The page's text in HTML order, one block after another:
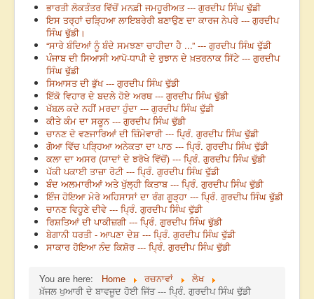
ਭਾਰਤੀ ਲੋਕਤੰਤਰ ਵਿੱਚੋਂ ਮਨਫ਼ੀ ਜਮਹੂਰੀਅਤ --- ਗੁਰਦੀਪ ਸਿੰਘ ਢੁੱਡੀ
ਇਸ ਤਰ੍ਹਾਂ ਚੜ੍ਹਿਆ ਲਾਇਬਰੇਰੀ ਬਣਾਉਣ ਦਾ ਕਾਰਜ ਨੇਪਰੇ --- ਗੁਰਦੀਪ
ਸਿੰਘ ਢੁੱਡੀ।
“ਸਾਰੇ ਬੰਦਿਆਂ ਨੂੰ ਬੰਦੇ ਸਮਝਣਾ ਚਾਹੀਦਾ ਹੈ ...” --- ਗੁਰਦੀਪ ਸਿੰਘ ਢੁੱਡੀ
ਪੰਜਾਬ ਦੀ ਸਿਆਸੀ ਆਪੋ-ਧਾਪੀ ਦੇ ਰੁਝਾਨ ਦੇ ਖ਼ਤਰਨਾਕ ਸਿੱਟੇ --- ਗੁਰਦੀਪ
ਸਿੰਘ ਢੁੱਡੀ
ਸਿਆਸਤ ਦੀ ਭੁੱਖ --- ਗੁਰਦੀਪ ਸਿੰਘ ਢੁੱਡੀ
ਇੱਕੋ ਵਿਹਾਰ ਦੇ ਬਦਲੇ ਹੋਏ ਅਰਥ --- ਗੁਰਦੀਪ ਸਿੰਘ ਢੁੱਡੀ
ਖੱਬਲ਼ ਕਦੇ ਨਹੀਂ ਮਰਦਾ ਹੁੰਦਾ --- ਗੁਰਦੀਪ ਸਿੰਘ ਢੁੱਡੀ
ਕੀਤੇ ਕੰਮ ਦਾ ਸਕੂਨ --- ਗੁਰਦੀਪ ਸਿੰਘ ਢੁੱਡੀ
ਚਾਨਣ ਦੇ ਵਣਜਾਰਿਆਂ ਦੀ ਜ਼ਿੰਮੇਵਾਰੀ --- ਪ੍ਰਿੰ. ਗੁਰਦੀਪ ਸਿੰਘ ਢੁੱਡੀ
ਗੋਆ ਵਿੱਚ ਪੜ੍ਹਿਆ ਅਨੇਕਤਾ ਦਾ ਪਾਠ --- ਪ੍ਰਿੰ. ਗੁਰਦੀਪ ਸਿੰਘ ਢੁੱਡੀ
ਕਲਾ ਦਾ ਅਸਰ (ਯਾਦਾਂ ਦੇ ਝਰੋਖੇ ਵਿੱਚੋਂ) --- ਪ੍ਰਿੰ. ਗੁਰਦੀਪ ਸਿੰਘ ਢੁੱਡੀ
ਪੱਕੀ ਪਕਾਈ ਤਾਜ਼ਾ ਰੋਟੀ --- ਪ੍ਰਿੰ. ਗੁਰਦੀਪ ਸਿੰਘ ਢੁੱਡੀ
ਬੰਦ ਅਲਮਾਰੀਆਂ ਅਤੇ ਖੁੱਲ੍ਹੀ ਕਿਤਾਬ --- ਪ੍ਰਿੰ. ਗੁਰਦੀਪ ਸਿੰਘ ਢੁੱਡੀ
ਇੰਜ ਹੋਇਆ ਮੇਰੇ ਅਹਿਸਾਸਾਂ ਦਾ ਰੰਗ ਗੂੜ੍ਹਾ --- ਪ੍ਰਿੰ. ਗੁਰਦੀਪ ਸਿੰਘ ਢੁੱਡੀ
ਚਾਨਣ ਵਿਹੂਣੇ ਦੀਵੇ --- ਪ੍ਰਿੰ. ਗੁਰਦੀਪ ਸਿੰਘ ਢੁੱਡੀ
ਰਿਸ਼ਤਿਆਂ ਦੀ ਪਾਕੀਜ਼ਗੀ --- ਪ੍ਰਿੰ. ਗੁਰਦੀਪ ਸਿੰਘ ਢੁੱਡੀ
ਬੇਗਾਨੀ ਧਰਤੀ - ਆਪਣਾ ਦੇਸ਼ --- ਪ੍ਰਿੰ. ਗੁਰਦੀਪ ਸਿੰਘ ਢੁੱਡੀ
ਸਾਕਾਰ ਹੋਇਆ ਨੰਦ ਕਿਸ਼ੋਰ --- ਪ੍ਰਿੰ. ਗੁਰਦੀਪ ਸਿੰਘ ਢੁੱਡੀ
You are here: Home ਰਚਨਾਵਾਂ
ਲੇਖ
ਖ਼ੱਜਲ ਖੁਆਰੀ ਦੇ ਬਾਵਜੂਦ ਹੋਈ ਜਿੱਤ --- ਪ੍ਰਿੰ. ਗੁਰਦੀਪ ਸਿੰਘ ਢੁੱਡੀ